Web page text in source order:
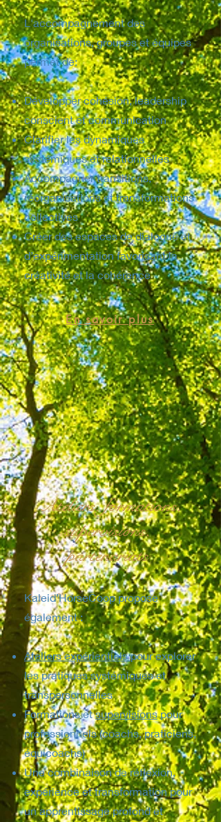
L'accompagnement des
organisations, groupes et équipes
permet de:
Développer cohésion, leadership
conscient et communication
Clarifier les dynamiques
systémiques et relationnelles
Accompagner transitions,
réorganisations et transformations
collectives
Créer des espaces de dialogue et
d’expérimentation favorisant la
créativité et la cohérence
En savoir plus
Ateliers, formations,
supervisions,
partenariats
Kaleid’HorseCoop propose
également :
Ateliers expérientielspour explorer
les pratiques systémiques et
transpersonnelles
Formations etsupervisionspour
professionnels (coachs, praticiens,
équicoachs)
Une combinaison de réflexion,
expérience et transformation pour
un apprentissage profond et